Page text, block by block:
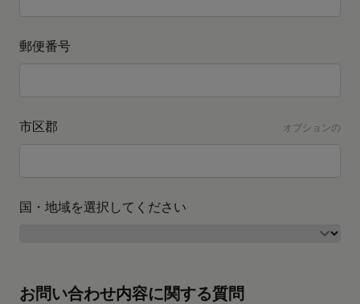
郵便番号
市区郡 オプションの
国・地域を選択してください
お問い合わせ内容に関する質問